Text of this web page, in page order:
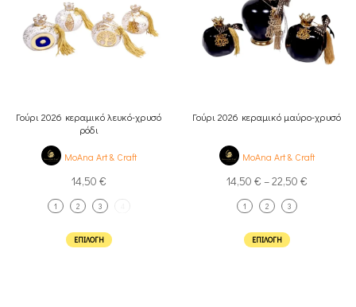
Γούρι 2026 κεραμικό λευκό-χρυσό
ρόδι
MoAna Art & Craft
14,50 €
1 2 3
ΕΠΙΛΟΓΉ
Γούρι 2026 κεραμικό μαύρο-χρυσό
MoAna Art & Craft
14,50 € –22,50 €
1 2 3
ΕΠΙΛΟΓΉ